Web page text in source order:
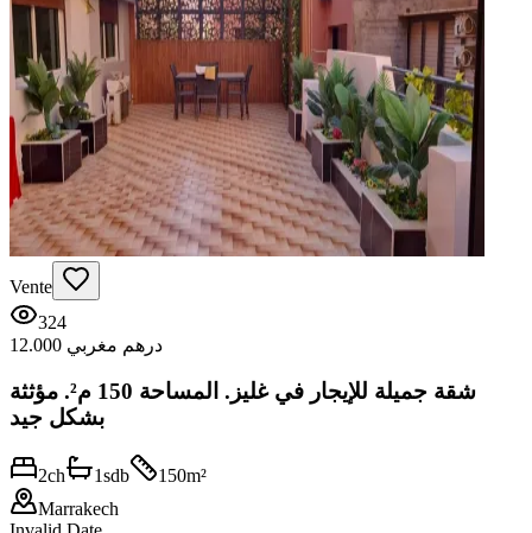
Vente
324
12.000 درهم مغربي
شقة جميلة للإيجار في غليز. المساحة 150 م². مؤثثة
بشكل جيد
2ch 1sdb 150m²
Marrakech